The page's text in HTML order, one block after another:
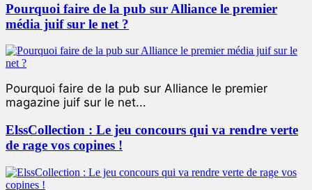
Pourquoi faire de la pub sur Alliance le premier
média juif sur le net ?
Pourquoi faire de la pub sur Alliance le premier
magazine juif sur le net...
ElssCollection : Le jeu concours qui va rendre verte
de rage vos copines !